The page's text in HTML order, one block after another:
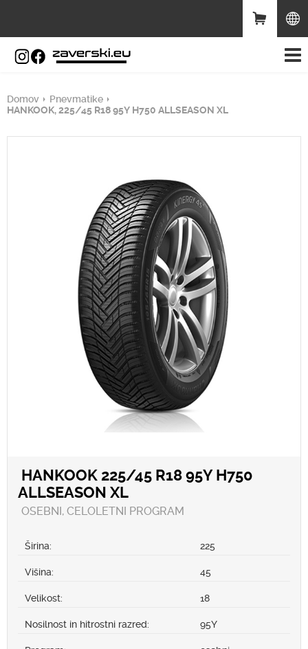
Domov
Pnevmatike
HANKOOK, 225/45 R18 95Y H750 ALLSEASON XL
HANKOOK 225/45 R18 95Y H750
ALLSEASON XL
OSEBNI, CELOLETNI PROGRAM
Širina: 225
Višina: 45
Velikost: 18
Nosilnost in hitrostni razred: 95Y